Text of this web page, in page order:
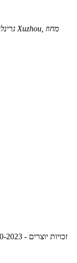
© זכויות יוצרים - 2010-2023 : כל הזכויות שמורות.